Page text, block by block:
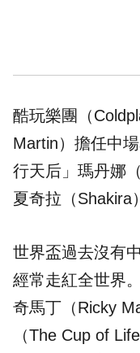
酷玩樂團（
Martin）擔任中
行天后」瑪丹娜
夏奇拉（Shakira
世界盃過去沒有
經常走紅全世界
奇馬丁（Ricky
（The Cup of